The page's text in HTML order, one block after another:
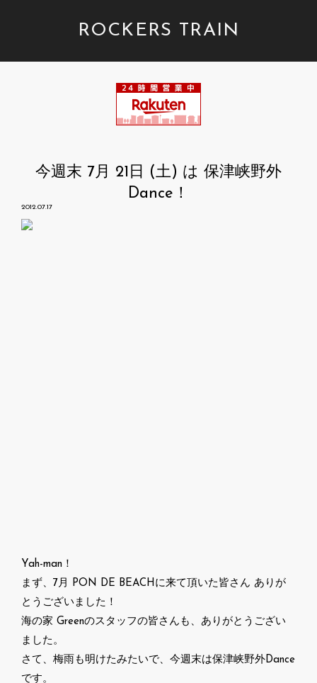
ROCKERS TRAIN
今週末 7月 21日 (土) は 保津峡野外
Dance！
2012.07.17
Yah-man！
まず、7月 PON DE BEACHに来て頂いた皆さん ありが
とうございました！
海の家 Greenのスタッフの皆さんも、ありがとうござい
ました。
さて、梅雨も明けたみたいで、今週末は保津峡野外Dance
です。